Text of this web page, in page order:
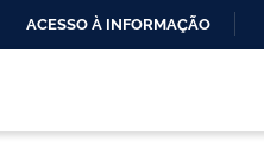
CONTEÚDO
ACESSO À INFORMAÇÃO